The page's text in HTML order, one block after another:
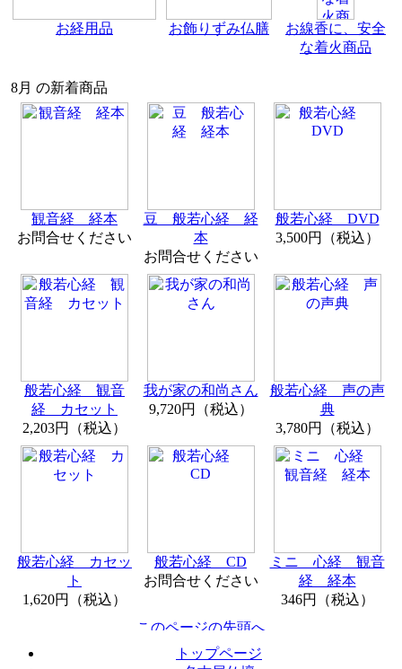
お経用品 お飾りずみ仏膳
お線香に、安全
な着火商品
8月 の新着商品
観音経 経本
お問合せください
豆 般若心経 経
本
お問合せください
般若心経 DVD
3,500円（税込）
般若心経 観音
経 カセット
2,203円（税込）
我が家の和尚さん
9,720円（税込）
般若心経 声の声
典
3,780円（税込）
般若心経 カセッ
ト
1,620円（税込）
般若心経 CD
お問合せください
ミニ 心経 観音
経 経本
346円（税込）
トップページ